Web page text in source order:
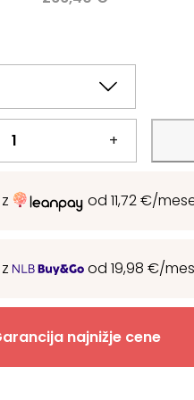
+
od 11,72€/
od 19,98 €/
najnižje cene